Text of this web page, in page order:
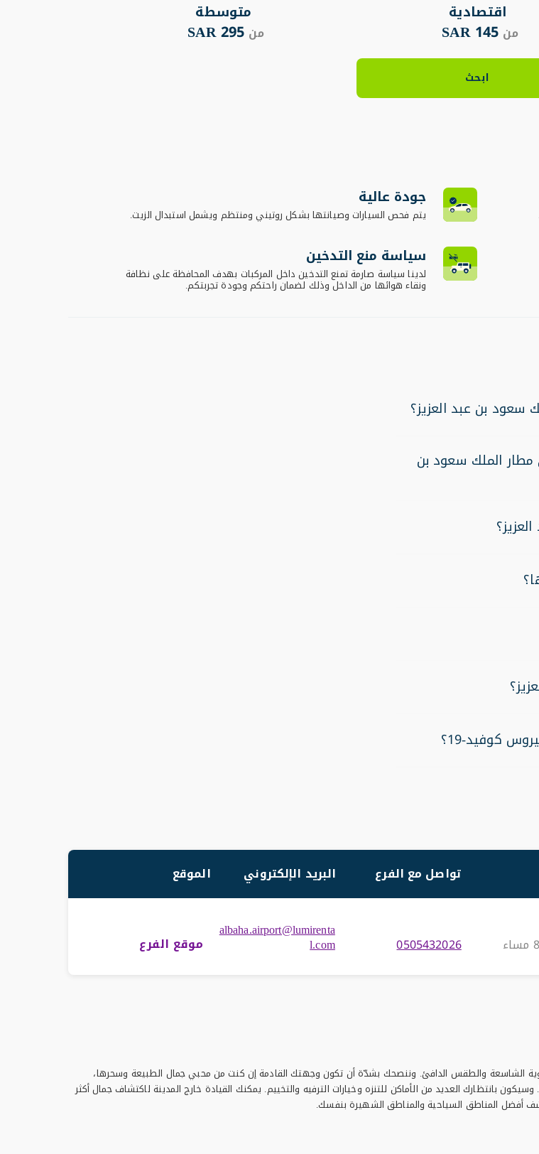
اقتصادية
من 145 SAR
متوسطة
من 295 SAR
ابحث
جودة عالية
يتم فحص السيارات وصيانتها بشكل روتيني ومنتظم ويشمل استبدال الزيت.
سياسة منع التدخين
لدينا سياسة صارمة تمنع التدخين داخل المركبات بهدف المحافظة على نظافة
ونقاء هوائها من الداخل وذلك لضمان راحتكم وجودة تجربتكم.
سعود بن عبد العزيز؟
الملك سعود بن
كوفيد-19؟
تواصل مع الفرع البريد الإلكتروني الموقع
0505432026
albaha.airport@lumirenta
l.com موقع الفرع
الشاسعة والطقس الدافئ. وننصحك بشدّة أن تكون وجهتك القادمة إن كنت من محبي جمال الطبيعة وسحرها،
بانتظارك العديد من الأماكن للتنزه وخيارات الترفيه والتخييم. يمكنك القيادة خارج المدينة لاكتشاف جمال أكثر